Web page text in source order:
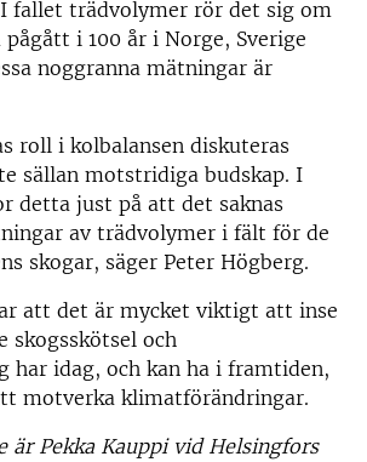
fallet trädvolymer rör det sig om
i 100 år i Norge, Sverige
noggranna mätningar är
roll i kolbalansen diskuteras
sällan motstridiga budskap. I
detta just på att det saknas
av trädvolymer i fält för de
skogar, säger Peter Högberg.
att det är mycket viktigt att inse
skogsskötsel och
har idag, och kan ha i framtiden,
motverka klimatförändringar.
är Pekka Kauppi vid Helsingfors